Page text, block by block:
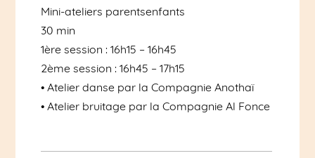
Mini-ateliers parentsenfants
30 min
1ère session : 16h15 – 16h45
2ème session : 16h45 – 17h15
• Atelier danse par la Compagnie Anothaï
• Atelier bruitage par la Compagnie Al Fonce